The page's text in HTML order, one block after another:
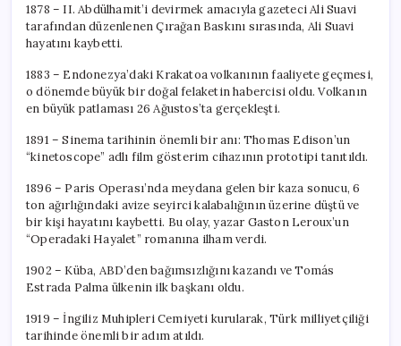
1878 – II. Abdülhamit’i devirmek amacıyla gazeteci Ali Suavi
tarafından düzenlenen Çırağan Baskını sırasında, Ali Suavi
hayatını kaybetti.
1883 – Endonezya’daki Krakatoa volkanının faaliyete geçmesi,
o dönemde büyük bir doğal felaketin habercisi oldu. Volkanın
en büyük patlaması 26 Ağustos’ta gerçekleşti.
1891 – Sinema tarihinin önemli bir anı: Thomas Edison’un
“kinetoscope” adlı film gösterim cihazının prototipi tanıtıldı.
1896 – Paris Operası’nda meydana gelen bir kaza sonucu, 6
ton ağırlığındaki avize seyirci kalabalığının üzerine düştü ve
bir kişi hayatını kaybetti. Bu olay, yazar Gaston Leroux’un
“Operadaki Hayalet” romanına ilham verdi.
1902 – Küba, ABD’den bağımsızlığını kazandı ve Tomás
Estrada Palma ülkenin ilk başkanı oldu.
1919 – İngiliz Muhipleri Cemiyeti kurularak, Türk milliyetçiliği
tarihinde önemli bir adım atıldı.